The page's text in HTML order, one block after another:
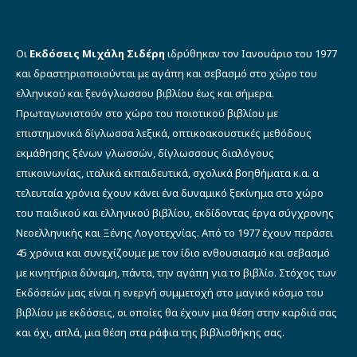
Οι Εκδόσεις Μιχάλη Σιδέρη ιδρύθηκαν τον Ιανουάριο του 1977
και δραστηριοποιούνται με αγάπη και σεβασμό στο χώρο του
ελληνικού και ξενόγλωσσου βιβλίου έως και σήμερα.
Πρωταγωνιστούν στο χώρο του ποιοτικού βιβλίου με
επιστημονικά δίγλωσσα λεξικά, οπτικοακουστικές μεθόδους
εκμάθησης ξένων γλωσσών, δίγλωσσους διαλόγους
επικοινωνίας, ιταλικά εκπαιδευτικά, σχολικά βοηθήματα κ.α. α
τελευταία χρόνια έχουν κάνει ένα δυναμικό ξεκίνημα στο χώρο
του παιδικού και ελληνικού βιβλίου, εκδίδοντας έργα σύγχρονης
Νεοελληνικής και Ξένης Λογοτεχνίας. Από το 1977 έχουν περάσει
45 χρόνια και συνεχίζουμε με τον ίδιο ενθουσιασμό και σεβασμό
με κινητήρια δύναμη, πάντα, την αγάπη για το βιβλίο. Στόχος των
Εκδόσεών μας είναι η ενεργή συμμετοχή στο μαγικό κόσμο του
βιβλίου με εκδόσεις, οι οποίες θα έχουν μια θέση στην καρδιά σας
και όχι, απλά, μια θέση στα ράφια της βιβλιοθήκης σας.